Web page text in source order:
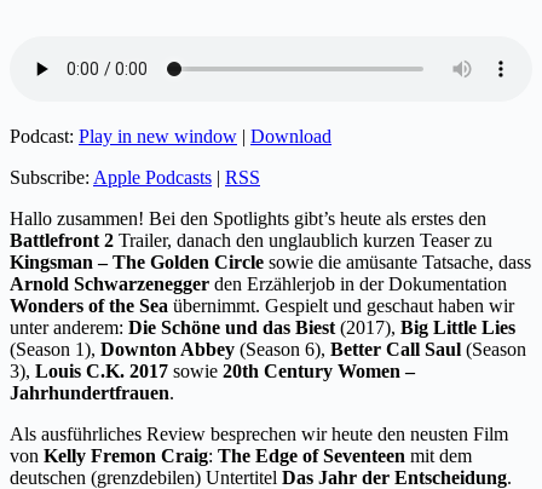
Podcast: Play in new window | Download
Subscribe: Apple Podcasts | RSS
Hallo zusammen! Bei den Spotlights gibt’s heute als erstes den
Battlefront 2 Trailer, danach den unglaublich kurzen Teaser zu
Kingsman – The Golden Circle sowie die amüsante Tatsache, dass
Arnold Schwarzenegger den Erzählerjob in der Dokumentation
Wonders of the Sea übernimmt. Gespielt und geschaut haben wir
unter anderem: Die Schöne und das Biest (2017), Big Little Lies
(Season 1), Downton Abbey (Season 6), Better Call Saul (Season
3), Louis C.K. 2017 sowie 20th Century Women –
Jahrhundertfrauen.
Als ausführliches Review besprechen wir heute den neusten Film
von Kelly Fremon Craig: The Edge of Seventeen mit dem
deutschen (grenzdebilen) Untertitel Das Jahr der Entscheidung.